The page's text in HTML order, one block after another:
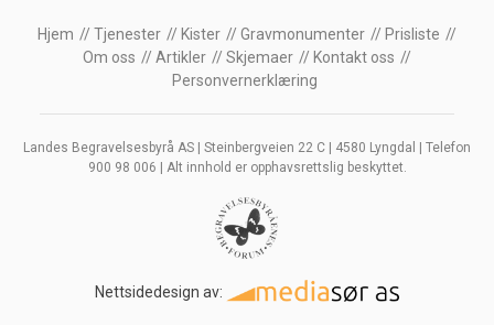
Hjem Tjenester Kister Gravmonumenter
Prisliste
Om oss
Artikler Skjemaer
Kontakt oss
Personvernerklæring
Landes Begravelsesbyrå AS | Steinbergveien 22 C | 4580 Lyngdal | Telefon
900 98 006 | Alt innhold er opphavsrettslig beskyttet.
Nettsidedesign av: